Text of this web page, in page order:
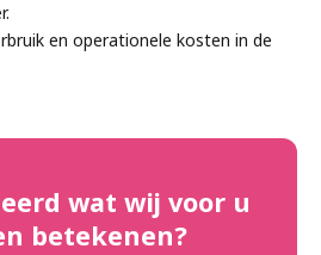
en operationele kosten in de
wat wij voor u
betekenen?